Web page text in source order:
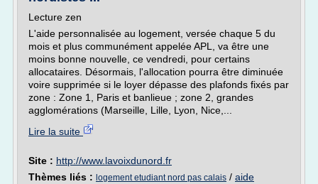
Lecture zen
L'aide personnalisée au logement, versée chaque 5 du
mois et plus communément appelée APL, va être une
moins bonne nouvelle, ce vendredi, pour certains
allocataires. Désormais, l'allocation pourra être diminuée
voire supprimée si le loyer dépasse des plafonds fixés par
zone : Zone 1, Paris et banlieue ; zone 2, grandes
agglomérations (Marseille, Lille, Lyon, Nice,...
Lire la suite
Site : http://www.lavoixdunord.fr
Thèmes liés : logement etudiant nord pas calais / aide